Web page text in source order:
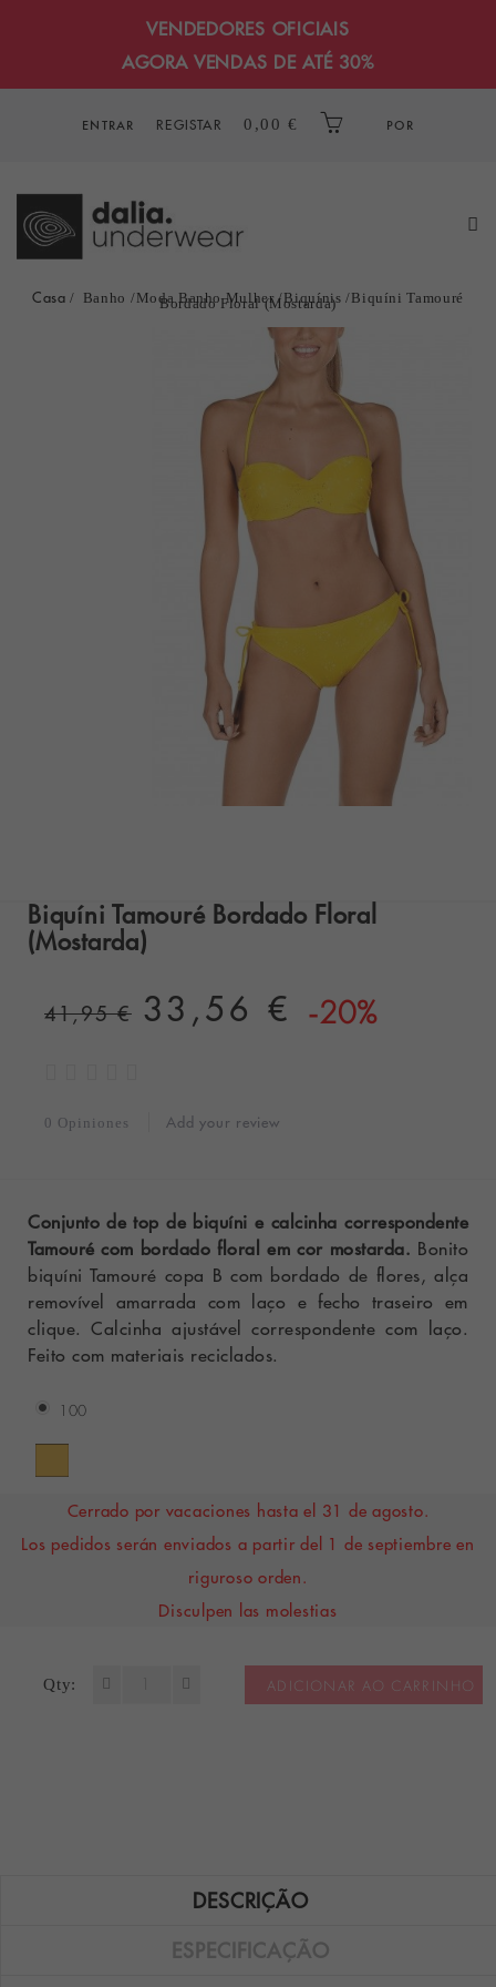
VENDEDORES OFICIAIS
AGORA VENDAS DE ATÉ 30%
ENTRAR REGISTAR 0,00 € POR
Casa Banho Moda Banho Mulher Biquínis Biquíni Tamouré
Bordado Floral (Mostarda)
Biquíni Tamouré Bordado Floral
(Mostarda)
41,95 € 33,56 € -20%
0 Opiniones Add your review
Conjunto de top de biquíni e calcinha correspondente
Tamouré com bordado floral em cor mostarda. Bonito
biquíni Tamouré copa B com bordado de flores, alça
removível amarrada com laço e fecho traseiro em
clique. Calcinha ajustável correspondente com laço.
Feito com materiais reciclados.
100
Cerrado por vacaciones hasta el 31 de agosto.
Los pedidos serán enviados a partir del 1 de septiembre en
riguroso orden.
Disculpen las molestias
Qty: ADICIONAR AO CARRINHO
DESCRIÇÃO
ESPECIFICAÇÃO